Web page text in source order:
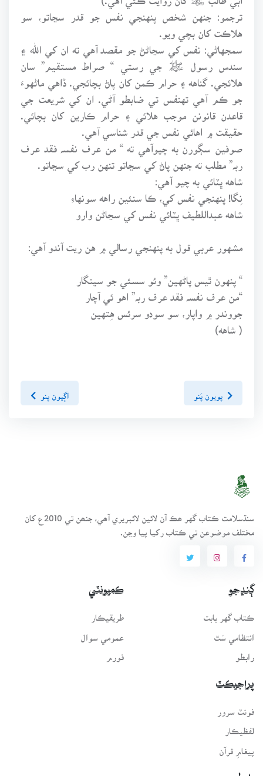
ترجمو: جنهن شخص پنهنجي نفس جو قدر سڃاتو، سو
هلاڪت کان بچي ويو.
سمجهاڻي: نفس کي سڃاڻڻ جو مقصد آهي ته ان کي الله ۽
سندس رسول ﷺ جي رستي “ صراط مستقيم” سان
هلائجي. گناهه ۽ حرام ڪمن کان پاڻ بچائجي. ڏاهي ماڻهوءَ
جو ڪم آهي تهنفس تي ضابطو آڻي. ان کي شريعت جي
قاعدن قانونن موجب هلائي ۽ حرام ڪارين کان بچائي.
حقيقت ۾ اهائي نفس جي قدر شناسي آهي.
صوفين سڳورن به چيوآهي ته “ من عرف نفسہ فقد عرف
ربہ” مطلب ته جنهن پاڻ کي سڃاتو تنهن رب کي سڃاتو.
شاهه ڀٽائي به چيو آهي:
نِگا! پنهنجي نفس کي، ڪا سنئين راهه سونهاءِ
شاهه عبداللطيف ڀٽائي نفس کي سڃاڻن وارو
مشهور عربي قول به پنهنجي رسالي ۾ هن ريت آندو آهي:
“ پنهون ٿيس پاڻهين” وئو سسئي جو سينگار
“من عرف نفسہ فقد عرف ربہ” اهو ئي آچار
جووندر ۾ واپار، سو سودو سرئس هِتهين
( شاهه)
پويون پَنو اڳيون پنو
سنڌسلامت ڪتاب گهر ھڪ آن لائين لائبريري آھي، جنھن تي 2010ع کان
مختلف موضوعن تي ڪتاب رکيا پيا وڃن.
ڳنڍجو
ڪتاب گهر بابت
انتظامي سَٿ
رابطو
ڪميونٽي
طريقيڪار
عمومي سوال
فورم
پراجيڪٽ
لفظيڪار
پيغامِ قرآن